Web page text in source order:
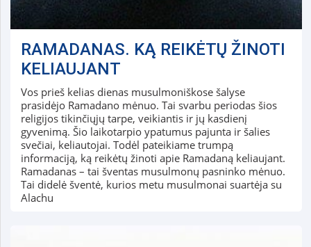
RAMADANAS. KĄ REIKĖTŲ ŽINOTI
KELIAUJANT
Vos prieš kelias dienas musulmoniškose šalyse
prasidėjo Ramadano mėnuo. Tai svarbu periodas šios
religijos tikinčiųjų tarpe, veikiantis ir jų kasdienį
gyvenimą. Šio laikotarpio ypatumus pajunta ir šalies
svečiai, keliautojai. Todėl pateikiame trumpą
informaciją, ką reikėtų žinoti apie Ramadaną keliaujant.
Ramadanas – tai šventas musulmonų pasninko mėnuo.
Tai didelė šventė, kurios metu musulmonai suartėja su
Alachu